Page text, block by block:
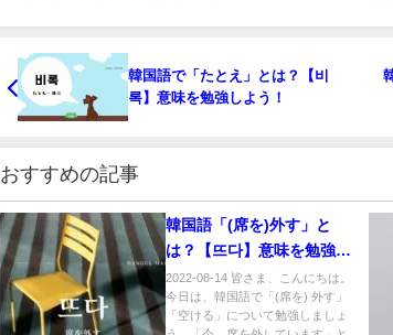
韓国語で「たとえ」とは？【비
록】意味を勉強しよう！
おすすめの記事
韓国語「(席を)外す」と
は？【뜨다】意味を勉強し
よう！
2022-08-14 皆さま、こんにちは。
今日は、韓国語で「(席を) 外す」
「空ける」について勉強しましょ